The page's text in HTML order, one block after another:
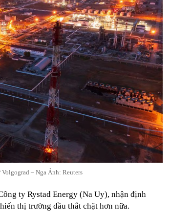
– Nga Ảnh: Reuters
ty Rystad Energy (Na Uy), nhận định
thị trường dầu thắt chặt hơn nữa.